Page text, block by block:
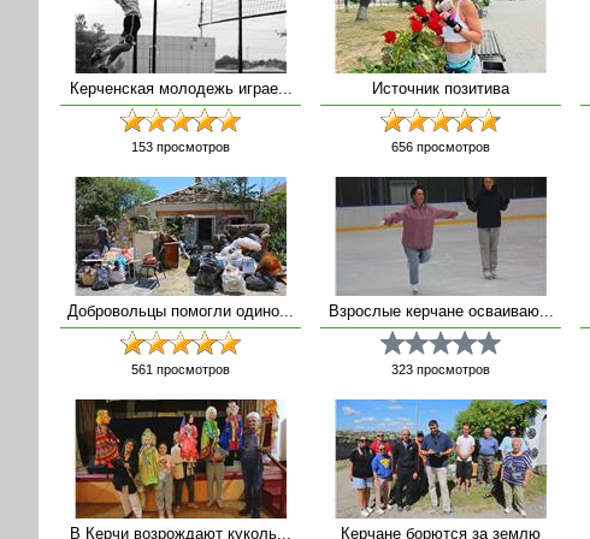
Керченская молодежь играе...
153 просмотров
Источник позитива
656 просмотров
Добровольцы помогли одино...
561 просмотров
Взрослые керчане осваиваю...
323 просмотров
В Керчи возрождают куколь... Керчане борются за землю